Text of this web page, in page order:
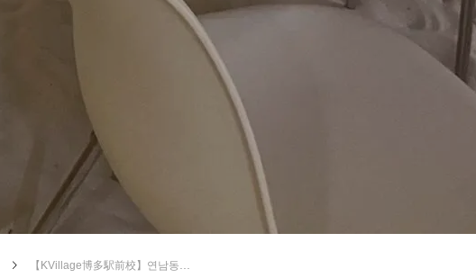
【KVillage博多駅前校】연남동（ヨンナムドン）ワインバー＆カフェ！어반비치연남（URBAN BEACH ヨンナム）☆雰囲気のいいホンデカフェ♪